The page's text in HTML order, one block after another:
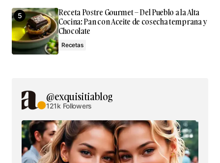
Receta Postre Gourmet – Del Pueblo a la Alta
Cocina: Pan con Aceite de cosecha temprana y
Chocolate
Recetas
@exquisitiablog
121k Followers